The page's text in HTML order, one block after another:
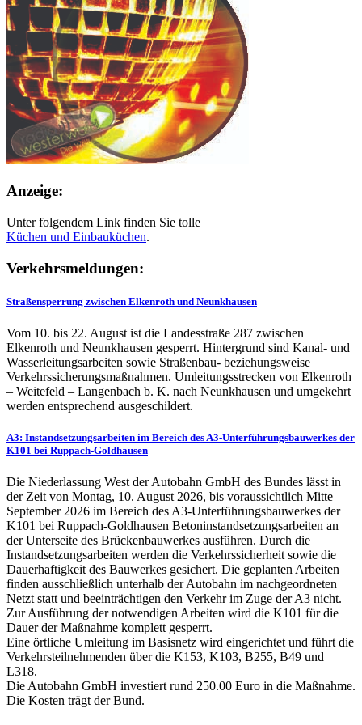
Anzeige:
Unter folgendem Link finden Sie tolle
Küchen und Einbauküchen.
Verkehrsmeldungen:
Straßensperrung zwischen Elkenroth und Neunkhausen
Vom 10. bis 22. August ist die Landesstraße 287 zwischen
Elkenroth und Neunkhausen gesperrt. Hintergrund sind Kanal- und
Wasserleitungsarbeiten sowie Straßenbau- beziehungsweise
Verkehrssicherungsmaßnahmen. Umleitungsstrecken von Elkenroth
– Weitefeld – Langenbach b. K. nach Neunkhausen und umgekehrt
werden entsprechend ausgeschildert.
A3: Instandsetzungsarbeiten im Bereich des A3-Unterführungsbauwerkes der
K101 bei Ruppach-Goldhausen
Die Niederlassung West der Autobahn GmbH des Bundes lässt in
der Zeit von Montag, 10. August 2026, bis voraussichtlich Mitte
September 2026 im Bereich des A3-Unterführungsbauwerkes der
K101 bei Ruppach-Goldhausen Betoninstandsetzungsarbeiten an
der Unterseite des Brückenbauwerkes ausführen. Durch die
Instandsetzungsarbeiten werden die Verkehrssicherheit sowie die
Dauerhaftigkeit des Bauwerkes gesichert. Die geplanten Arbeiten
finden ausschließlich unterhalb der Autobahn im nachgeordneten
Netzt statt und beeinträchtigen den Verkehr im Zuge der A3 nicht.
Zur Ausführung der notwendigen Arbeiten wird die K101 für die
Dauer der Maßnahme komplett gesperrt.
Eine örtliche Umleitung im Basisnetz wird eingerichtet und führt die
Verkehrsteilnehmenden über die K153, K103, B255, B49 und
L318.
Die Autobahn GmbH investiert rund 250.00 Euro in die Maßnahme.
Die Kosten trägt der Bund.